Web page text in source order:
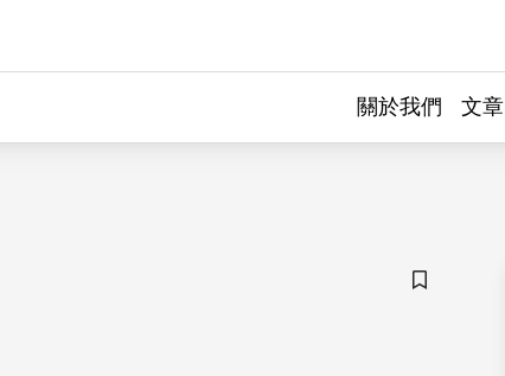
關於我們 文章
儲存書籤